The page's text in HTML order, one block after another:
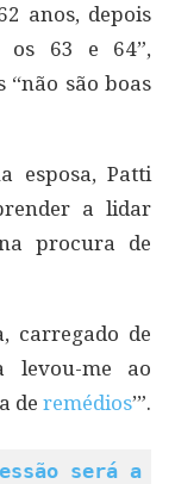
anos, depois
os 63 e 64”,
“não são boas
esposa, Patti
a lidar
procura de
carregado de
levou-me ao
de remédios’”.
será a